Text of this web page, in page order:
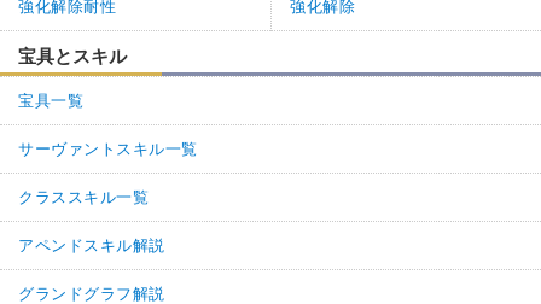
強化解除耐性 強化解除
宝具とスキル
宝具一覧
サーヴァントスキル一覧
クラススキル一覧
アペンドスキル解説
グランドグラフ解説